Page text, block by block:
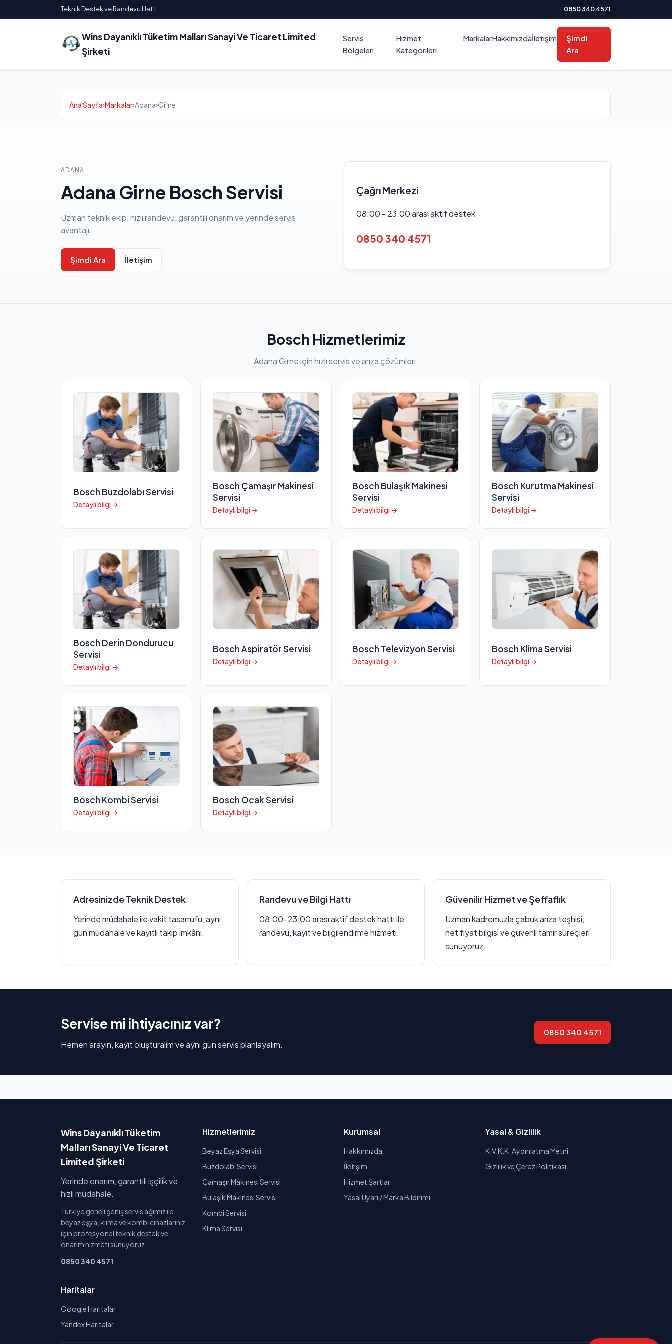
Teknik Destek ve Randevu Hattı 0850 340 4571
Wins Dayanıklı Tüketim Malları Sanayi Ve Ticaret Limited
Şirketi
Servis
Bölgeleri
Hizmet
Kategorileri
MarkalarHakkımızdaİletişim
Şimdi
Ara
Ana Sayfa›Markalar›Adana›Girne
ADANA
Adana Girne Bosch Servisi
Uzman teknik ekip, hızlı randevu, garantili onarım ve yerinde servis
avantajı.
Şimdi Ara İletişim
Çağrı Merkezi
08:00 - 23:00 arası aktif destek
0850 340 4571
Bosch Hizmetlerimiz
Adana Girne için hızlı servis ve arıza çözümleri.
Bosch Buzdolabı Servisi
Detaylı bilgi →
Bosch Çamaşır Makinesi
Servisi
Detaylı bilgi →
Bosch Bulaşık Makinesi
Servisi
Detaylı bilgi →
Bosch Kurutma Makinesi
Servisi
Detaylı bilgi →
Bosch Derin Dondurucu
Servisi
Detaylı bilgi →
Bosch Aspiratör Servisi
Detaylı bilgi →
Bosch Televizyon Servisi
Detaylı bilgi →
Bosch Klima Servisi
Detaylı bilgi →
Bosch Kombi Servisi
Detaylı bilgi →
Bosch Ocak Servisi
Detaylı bilgi →
Adresinizde Teknik Destek
Yerinde müdahale ile vakit tasarrufu, aynı
gün müdahale ve kayıtlı takip imkânı.
Randevu ve Bilgi Hattı
08:00–23:00 arası aktif destek hattı ile
randevu, kayıt ve bilgilendirme hizmeti.
Güvenilir Hizmet ve Şeffaflık
Uzman kadromuzla çabuk arıza teşhisi,
net fiyat bilgisi ve güvenli tamir süreçleri
sunuyoruz.
Servise mi ihtiyacınız var?
Hemen arayın, kayıt oluşturalım ve aynı gün servis planlayalım.
0850 340 4571
Wins Dayanıklı Tüketim
Malları Sanayi Ve Ticaret
Limited Şirketi
Yerinde onarım, garantili işçilik ve
hızlı müdahale.
Türkiye geneli geniş servis ağımız ile
beyaz eşya, klima ve kombi cihazlarınız
için profesyonel teknik destek ve
onarım hizmeti sunuyoruz.
0850 340 4571
Hizmetlerimiz
Beyaz Eşya Servisi
Buzdolabı Servisi
Çamaşır Makinesi Servisi
Bulaşık Makinesi Servisi
Kombi Servisi
Klima Servisi
Kurumsal
Hakkımızda
İletişim
Hizmet Şartları
Yasal Uyarı / Marka Bildirimi
Yasal & Gizlilik
K.V.K.K. Aydınlatma Metni
Gizlilik ve Çerez Politikası
Haritalar
Google Haritalar
Yandex Haritalar